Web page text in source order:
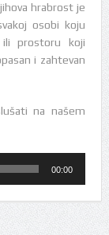
hrabrost je
osobi koju
prostoru koji
i zahtevan
na našem
00:00